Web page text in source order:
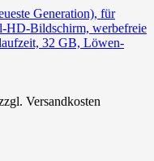
Generation), für
Bildschirm, werbefreie
32 GB, Löwen-
Versandkosten